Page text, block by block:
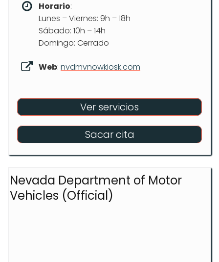
Horario:
Lunes – Viernes: 9h – 18h
Sábado: 10h – 14h
Domingo: Cerrado
Web: nvdmvnowkiosk.com
Ver servicios
Sacar cita
Nevada Department of Motor
Vehicles (Official)